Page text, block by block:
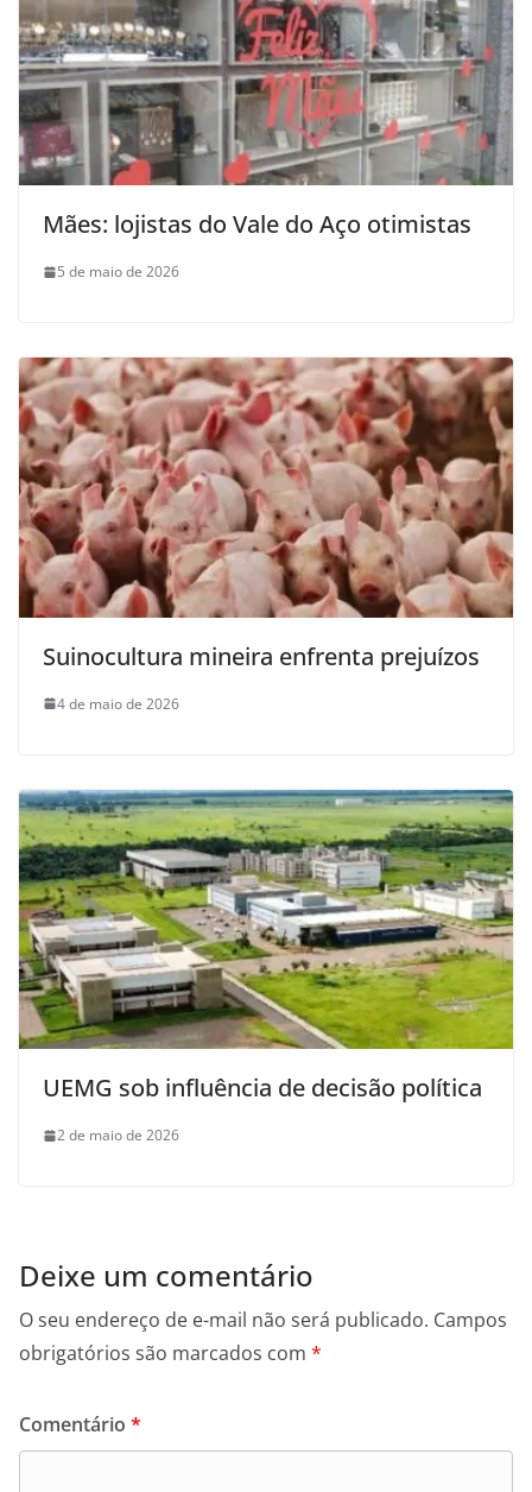
Mães: lojistas do Vale do Aço otimistas
5 de maio de 2026
Suinocultura mineira enfrenta prejuízos
4 de maio de 2026
UEMG sob influência de decisão política
2 de maio de 2026
Deixe um comentário
O seu endereço de e-mail não será publicado. Campos
obrigatórios são marcados com *
Comentário *